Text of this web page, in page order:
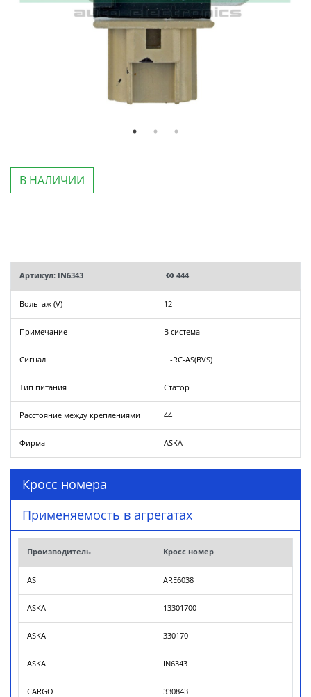
В НАЛИЧИИ
Артикул: IN6343 444
Вольтаж (V) 12
Примечание B система
Сигнал LI-RC-AS(BVS)
Тип питания Статор
Расстояние между креплениями 44
Фирма ASKA
Кросс номера
Применяемость в агрегатах
Производитель Кросс номер
AS ARE6038
ASKA 13301700
ASKA 330170
ASKA IN6343
CARGO 330843